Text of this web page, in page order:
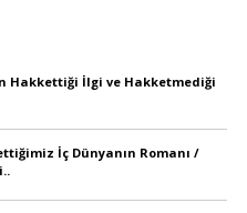
Hakkettiği İlgi ve Hakketmediği
İç Dünyanın Romanı /